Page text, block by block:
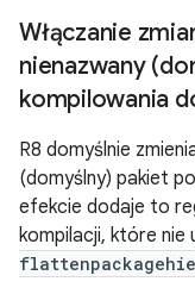
Włączanie
nienazwany
kompilowania
R8 domyślnie
(domyślny) pakiet
efekcie dodaje to
kompilacji, które nie